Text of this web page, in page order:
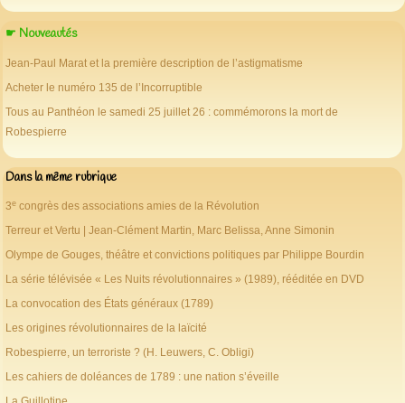
☛ Nouveautés
Jean-Paul Marat et la première description de l’astigmatisme
Acheter le numéro 135 de l’Incorruptible
Tous au Panthéon le samedi 25 juillet 26 : commémorons la mort de
Robespierre
Dans la même rubrique
3e congrès des associations amies de la Révolution
Terreur et Vertu | Jean-Clément Martin, Marc Belissa, Anne Simonin
Olympe de Gouges, théâtre et convictions politiques par Philippe Bourdin
La série télévisée « Les Nuits révolutionnaires » (1989), rééditée en DVD
La convocation des États généraux (1789)
Les origines révolutionnaires de la laïcité
Robespierre, un terroriste ? (H. Leuwers, C. Obligi)
Les cahiers de doléances de 1789 : une nation s’éveille